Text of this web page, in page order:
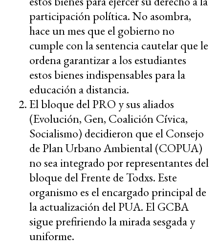
participación política. No asombra,
hace un mes que el gobierno no
cumple con la sentencia cautelar que le
ordena garantizar a los estudiantes
estos bienes indispensables para la
educación a distancia.
El bloque del PRO y sus aliados
(Evolución, Gen, Coalición Cívica,
Socialismo) decidieron que el Consejo
de Plan Urbano Ambiental (COPUA)
no sea integrado por representantes del
bloque del Frente de Todxs. Este
organismo es el encargado principal de
la actualización del PUA. El GCBA
sigue prefiriendo la mirada sesgada y
uniforme.